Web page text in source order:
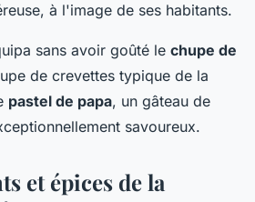
à l'image de ses habitants.
sans avoir goûté le chupe de
de crevettes typique de la
pastel de papa, un gâteau de
savoureux.
et épices de la